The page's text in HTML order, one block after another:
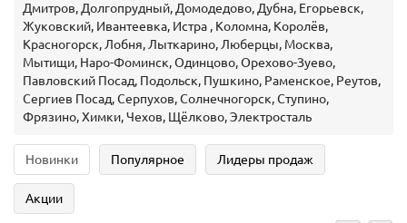
Дмитров, Долгопрудный, Домодедово, Дубна, Егорьевск,
Жуковский, Ивантеевка, Истра , Коломна, Королёв,
Красногорск, Лобня, Лыткарино, Люберцы, Москва,
Мытищи, Наро-Фоминск, Одинцово, Орехово-Зуево,
Павловский Посад, Подольск, Пушкино, Раменское, Реутов,
Сергиев Посад, Серпухов, Солнечногорск, Ступино,
Фрязино, Химки, Чехов, Щёлково, Электросталь
Новинки Популярное Лидеры продаж
Акции